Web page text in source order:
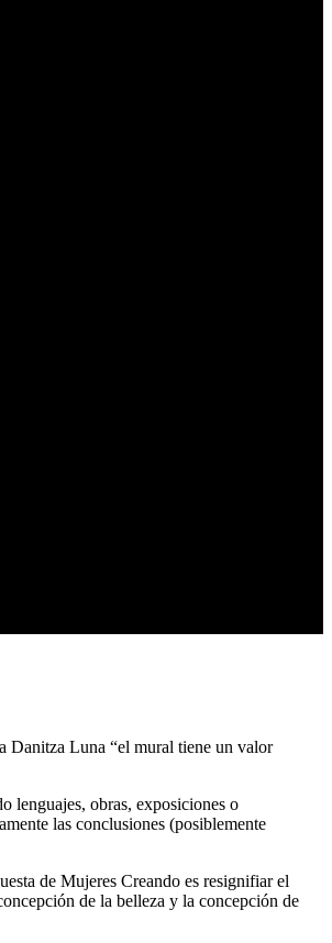
Danitza Luna “el mural tiene un valor
lenguajes, obras, exposiciones o
las conclusiones (posiblemente
de Mujeres Creando es resignifiar el
de la belleza y la concepción de